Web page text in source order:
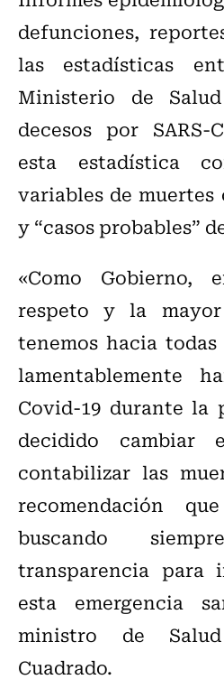
defunciones,
las estadísticas
Ministerio de
decesos por SARS-
esta estadística
variables de
y “casos probables”
«Como
respeto y la
tenemos hacia
lamentablemente
Covid-19 durante la
decidido cambiar
contabilizar las
recomendación
buscando
transparencia para
esta emergencia
ministro de
Cuadrado.